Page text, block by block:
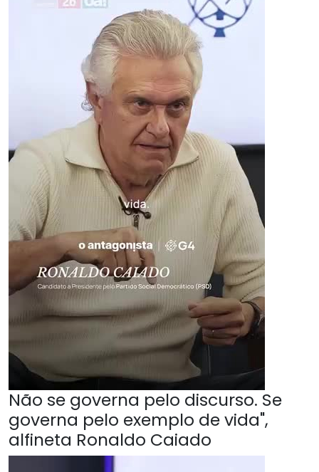
Não se governa pelo discurso. Se
governa pelo exemplo de vida",
alfineta Ronaldo Caiado